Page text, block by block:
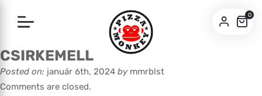
0
CSIRKEMELL
Posted on: január 6th, 2024 bymmrblst
Comments are closed.